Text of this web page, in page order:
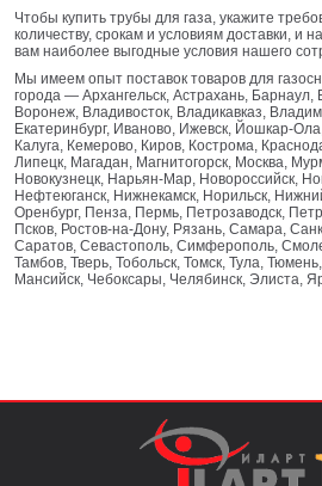
Чтобы купить трубы для газа, укажите
количеству, срокам и условиям доставки,
вам наиболее выгодные условия нашего
Мы имеем опыт поставок товаров для
города — Архангельск, Астрахань, Барнаул,
Воронеж, Владивосток, Владикавказ,
Екатеринбург, Иваново, Ижевск, Йошкар-
Калуга, Кемерово, Киров, Кострома,
Липецк, Магадан, Магнитогорск, Москва,
Новокузнецк, Нарьян-Мар, Новороссийск,
Нефтеюганск, Нижнекамск, Норильск,
Оренбург, Пенза, Пермь, Петрозаводск,
Псков, Ростов-на-Дону, Рязань, Самара,
Саратов, Севастополь, Симферополь,
Тамбов, Тверь, Тобольск, Томск, Тула,
Мансийск, Чебоксары, Челябинск, Элиста,